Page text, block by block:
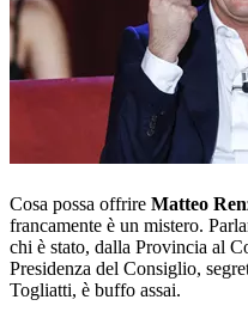
Cosa possa offrire Matteo
francamente è un mistero.
chi è stato, dalla Provincia al
Presidenza del Consiglio,
Togliatti, è buffo assai.